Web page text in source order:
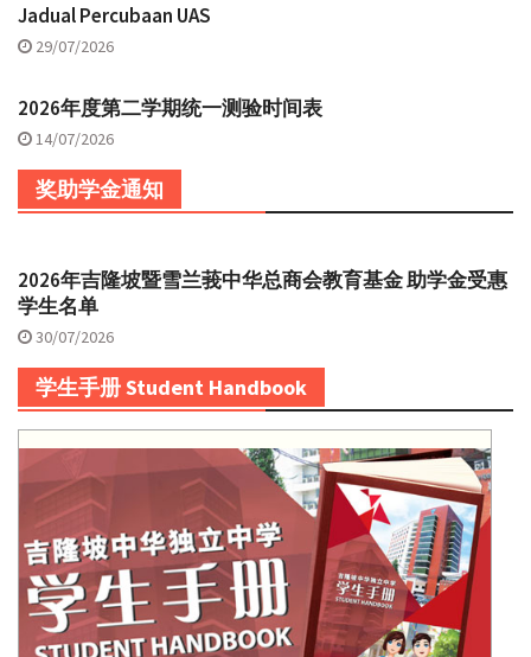
Jadual Percubaan UAS
29/07/2026
2026年度第二学期统一测验时间表
14/07/2026
奖助学金通知
2026年吉隆坡暨雪兰莪中华总商会教育基金 助学金受惠
学生名单
30/07/2026
学生手册 Student Handbook